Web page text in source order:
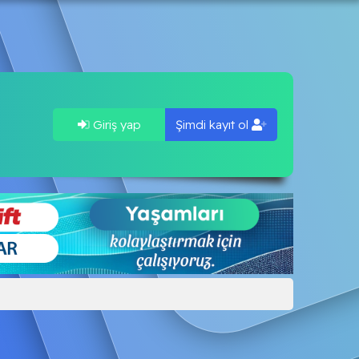
Giriş yap Şimdi kayıt ol